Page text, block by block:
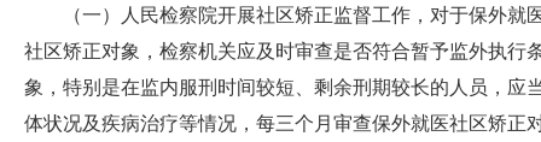
（一）人民检察院开展社区矫正监督工作，对于保外
社区矫正对象，检察机关应及时审查是否符合暂予监外执
象，特别是在监内服刑时间较短、剩余刑期较长的人员，
体状况及疾病治疗等情况，每三个月审查保外就医社区矫